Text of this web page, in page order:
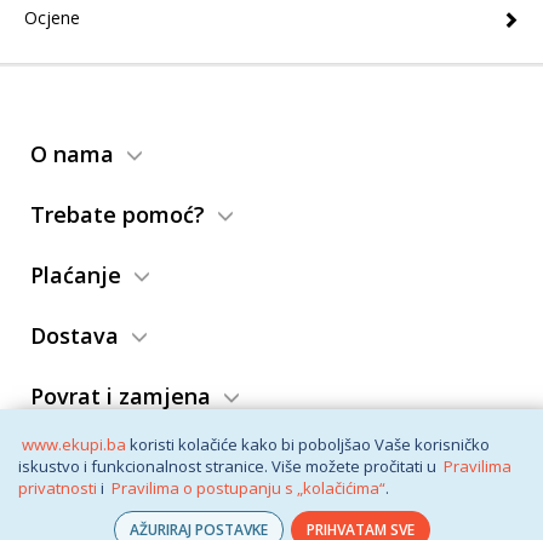
www.ekupi.ba koristi kolačiće kako bi poboljšao Vaše korisničko
iskustvo i funkcionalnost stranice. Više možete pročitati u Pravilima
privatnosti i Pravilima o postupanju s „kolačićima“.
AŽURIRAJ POSTAVKE PRIHVATAM SVE
Ocjene
O nama
Trebate pomoć?
Plaćanje
Dostava
Povrat i zamjena
Opći uslovi